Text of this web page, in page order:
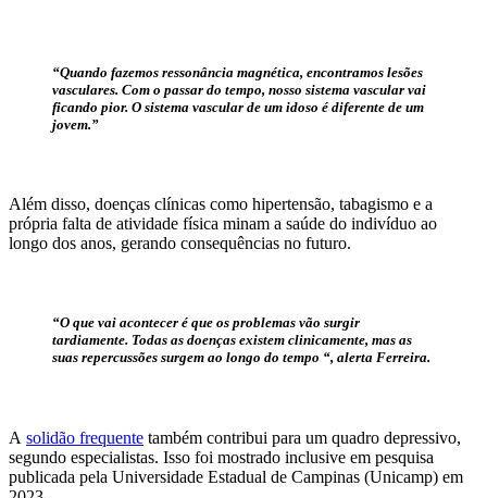
“Quando fazemos ressonância magnética, encontramos lesões
vasculares. Com o passar do tempo, nosso sistema vascular vai
ficando pior. O sistema vascular de um idoso é diferente de um
jovem.”
Além disso, doenças clínicas como hipertensão, tabagismo e a
própria falta de atividade física minam a saúde do indivíduo ao
longo dos anos, gerando consequências no futuro.
“O que vai acontecer é que os problemas vão surgir
tardiamente. Todas as doenças existem clinicamente, mas as
suas repercussões surgem ao longo do tempo “, alerta Ferreira.
A solidão frequente também contribui para um quadro depressivo,
segundo especialistas. Isso foi mostrado inclusive em pesquisa
publicada pela Universidade Estadual de Campinas (Unicamp) em